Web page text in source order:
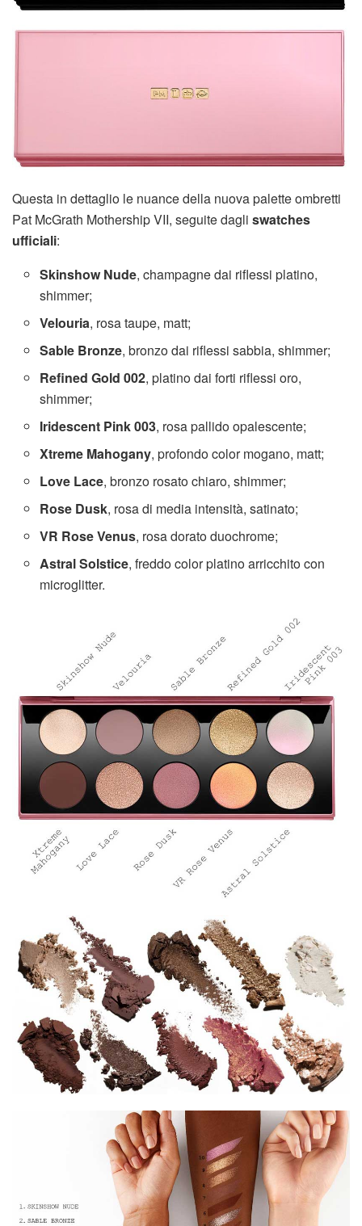
Questa in dettaglio le nuance della nuova palette ombretti
Pat McGrath Mothership VII, seguite dagli swatches
ufficiali:
Skinshow Nude, champagne dai riflessi platino,
shimmer;
Velouria, rosa taupe, matt;
Sable Bronze, bronzo dai riflessi sabbia, shimmer;
Refined Gold 002, platino dai forti riflessi oro,
shimmer;
Iridescent Pink 003, rosa pallido opalescente;
Xtreme Mahogany, profondo color mogano, matt;
Love Lace, bronzo rosato chiaro, shimmer;
Rose Dusk, rosa di media intensità, satinato;
VR Rose Venus, rosa dorato duochrome;
Astral Solstice, freddo color platino arricchito con
microglitter.